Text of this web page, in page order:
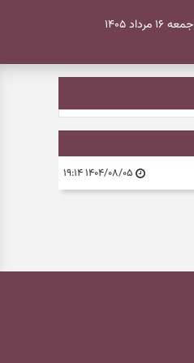
جمعه ۱۶ مرداد ۱۴۰۵
۱۴۰۴/۰۸/۰۵ ۱۹:۱۴